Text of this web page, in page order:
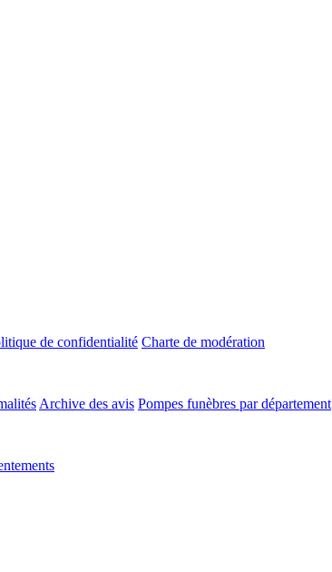
de confidentialité Charte de modération
Archive des avis Pompes funèbres par département